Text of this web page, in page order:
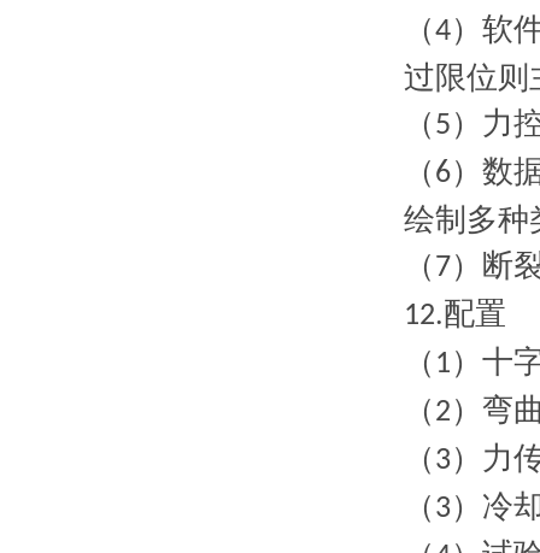
（4）软
过限位则
（ 5 ）力
（ 6）数
绘制多种
（ 7）断
12.配置
（ 1 ）十
（ 2 ）弯
（ 3）力
（ 3）冷